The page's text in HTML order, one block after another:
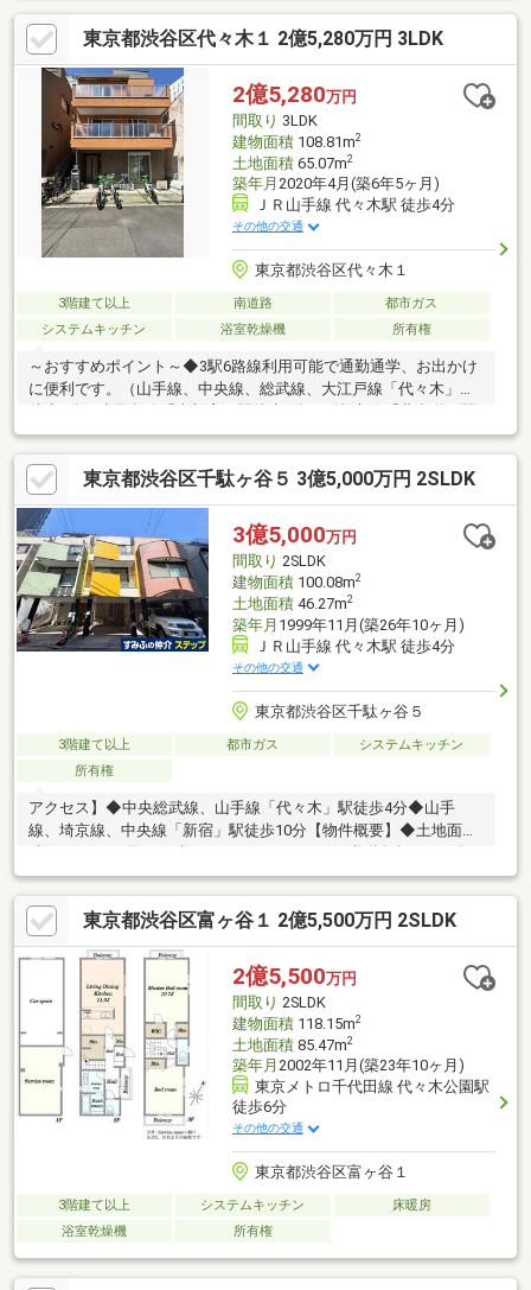
地、食器洗乾燥機、浄水器、高機能トイレ
東京都渋谷区代々木１ 2億5,280万円 3LDK
2億5,280万円
間取り 3LDK
建物面積108.81m2
土地面積65.07m2
築年月 2020年4月(築6年5ヶ月)
ＪＲ山手線 代々木駅 徒歩4分
その他の交通
東京都渋谷区代々木１
3階建て以上 南道路
都市ガス
システムキッチン
浴室乾燥機 所有権
～おすすめポイント～◆3駅6路線利用可能で通勤通学、お出かけ
に便利です。（山手線、中央線、総武線、大江戸線「代々木」駅
徒歩7分）◆スーパー・コンビニが徒歩5分圏内に御座います。
（マルマンストア南新宿店徒歩4分、ファミリーマート代々木駅西
店徒歩3分）◆交通量が少なく閑静な住宅街です。◆約18.4帖の
広々としたLDKです。◆すべての居室が約6.1帖とゆとりのあるお
部屋です。※建物面積にペントハウス部分3.31㎡、ポーチ部分4.41
㎡を含む。※容積率は道路幅員により160％に制限されます。
東京都渋谷区千駄ヶ谷５ 3億5,000万円 2SLDK
3億5,000万円
間取り 2SLDK
建物面積100.08m2
土地面積46.27m2
築年月 1999年11月(築26年10ヶ月)
ＪＲ山手線 代々木駅 徒歩4分
その他の交通
東京都渋谷区千駄ヶ谷５
3階建て以上 都市ガス
システムキッチン
所有権
アクセス】◆中央総武線、山手線「代々木」駅徒歩4分◆山手
線、埼京線、中央線「新宿」駅徒歩10分【物件概要】◆土地面
積：46.27㎡（約13.99坪） ほかに私道負担7.23㎡有
◆建物面積：100.08㎡◆用途地域：商業地域◆屋根付きカーポー
ト有（※車種の制限がございます。）
東京都渋谷区富ヶ谷１ 2億5,500万円 2SLDK
2億5,500万円
間取り 2SLDK
建物面積118.15m2
土地面積85.47m2
築年月 2002年11月(築23年10ヶ月)
東京メトロ千代田線 代々木公園駅
徒歩6分
その他の交通
東京都渋谷区富ヶ谷１
3階建て以上 システムキッチン
床暖房
浴室乾燥機
所有権